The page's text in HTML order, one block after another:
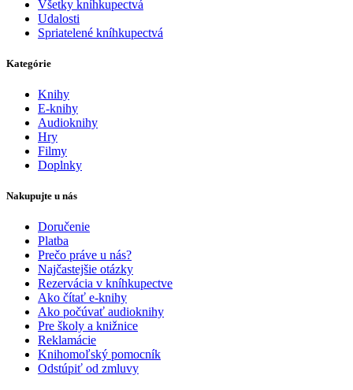
Všetky kníhkupectvá
Udalosti
Spriatelené kníhkupectvá
Kategórie
Knihy
E-knihy
Audioknihy
Hry
Filmy
Doplnky
Nakupujte u nás
Doručenie
Platba
Prečo práve u nás?
Najčastejšie otázky
Rezervácia v kníhkupectve
Ako čítať e-knihy
Ako počúvať audioknihy
Pre školy a knižnice
Reklamácie
Knihomoľský pomocník
Odstúpiť od zmluvy